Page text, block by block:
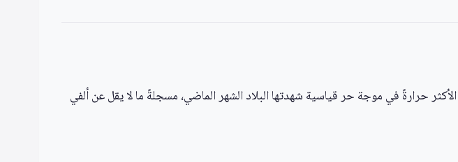
حرارةً في موجة حر قياسية شهدتها البلاد الشهر الماضي، مسجلةً ما لا يقل عن ألفي